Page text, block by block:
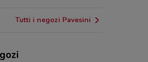
Tutti i negozi Pavesini